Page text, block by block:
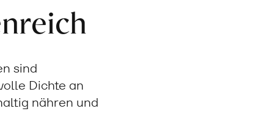
sind
Dichte an
nähren und